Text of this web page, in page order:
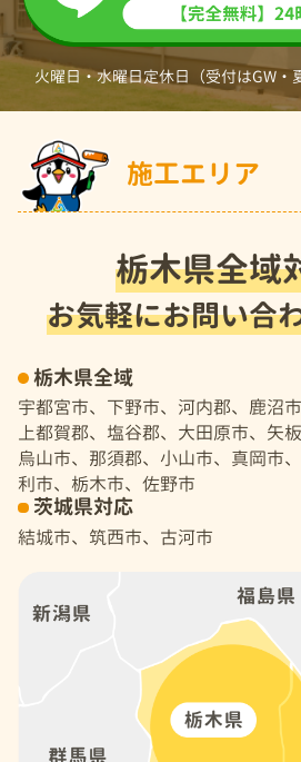
火曜日・水曜日定休日（受付はGW・
施工エリア
栃木県全域
お気軽にお問い合
栃木県全域
宇都宮市、下野市、河内郡、鹿沼
上都賀郡、塩谷郡、大田原市、矢
烏山市、那須郡、小山市、真岡市
利市、栃木市、佐野市
茨城県対応
結城市、筑西市、古河市